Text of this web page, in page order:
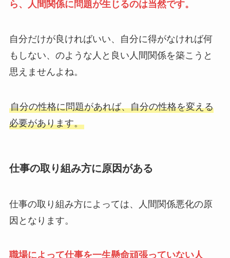
ら、人間関係に問題が生じるのは当然です。
自分だけが良ければいい、自分に得がなければ何
もしない、のような人と良い人間関係を築こうと
思えませんよね。
自分の性格に問題があれば、自分の性格を変える
必要があります。
仕事の取り組み方に原因がある
仕事の取り組み方によっては、人間関係悪化の原
因となります。
職場によって仕事を一生懸命頑張っていない人